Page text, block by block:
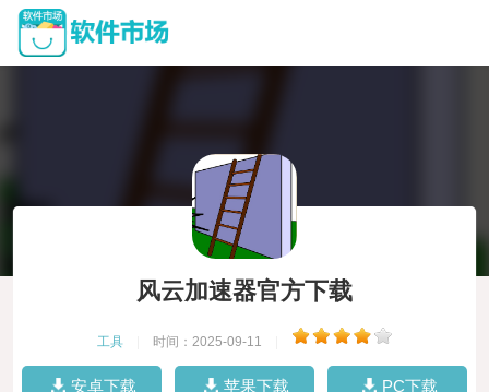
风云加速器官方下载
工具 时间：2025-09-11
安卓下载 苹果下载 PC下载